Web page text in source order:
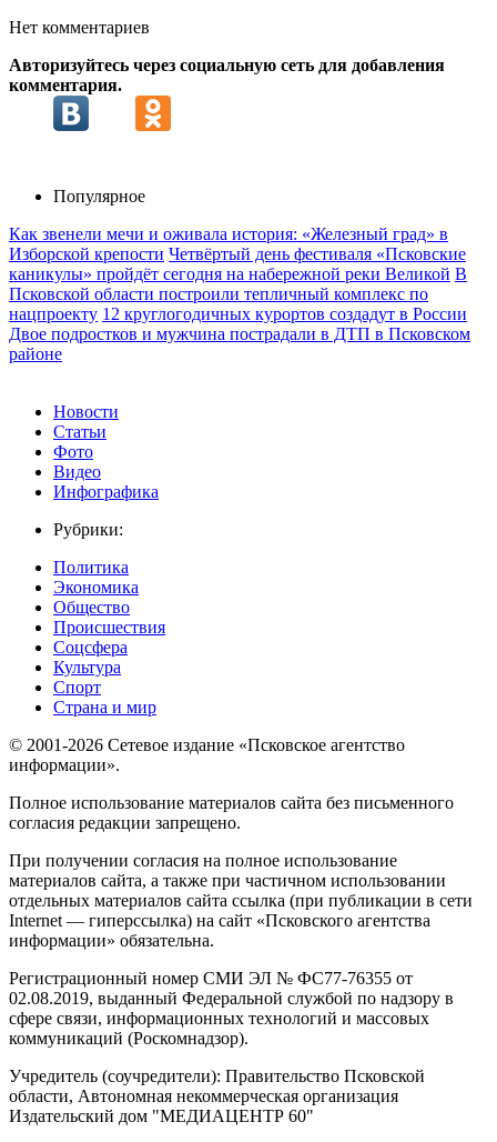
Нет комментариев
Авторизуйтесь через социальную сеть для добавления
комментария.
Популярное
Как звенели мечи и оживала история: «Железный град» в
Изборской крепости Четвёртый день фестиваля «Псковские
каникулы» пройдёт сегодня на набережной реки Великой В
Псковской области построили тепличный комплекс по
нацпроекту 12 круглогодичных курортов создадут в России
Двое подростков и мужчина пострадали в ДТП в Псковском
районе
Новости
Статьи
Фото
Видео
Инфографика
Рубрики:
Политика
Экономика
Общество
Происшествия
Соцсфера
Культура
Спорт
Страна и мир
© 2001-2026 Сетевое издание «Псковское агентство
информации».
Полное использование материалов сайта без письменного
согласия редакции запрещено.
При получении согласия на полное использование
материалов сайта, а также при частичном использовании
отдельных материалов сайта ссылка (при публикации в сети
Internet — гиперссылка) на сайт «Псковского агентства
информации» обязательна.
Регистрационный номер СМИ ЭЛ № ФС77-76355 от
02.08.2019, выданный Федеральной службой по надзору в
сфере связи, информационных технологий и массовых
коммуникаций (Роскомнадзор).
Учредитель (соучредители): Правительство Псковской
области, Автономная некоммерческая организация
Издательский дом "МЕДИАЦЕНТР 60"